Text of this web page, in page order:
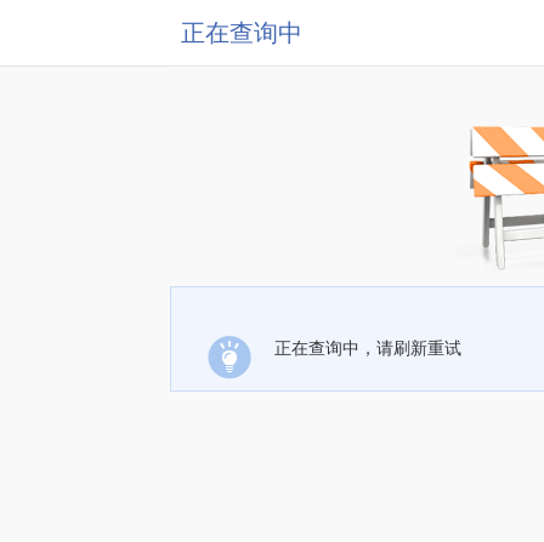
正在查询中
正在查询中，请刷新重试